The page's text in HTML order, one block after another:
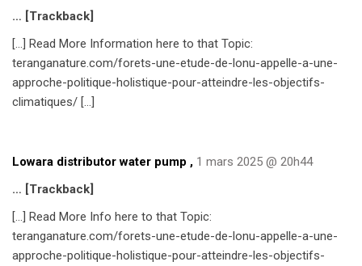
… [Trackback]
[…] Read More Information here to that Topic:
teranganature.com/forets-une-etude-de-lonu-appelle-a-une-
approche-politique-holistique-pour-atteindre-les-objectifs-
climatiques/ […]
Lowara distributor water pump , 1 mars 2025 @ 20h44
… [Trackback]
[…] Read More Info here to that Topic:
teranganature.com/forets-une-etude-de-lonu-appelle-a-une-
approche-politique-holistique-pour-atteindre-les-objectifs-